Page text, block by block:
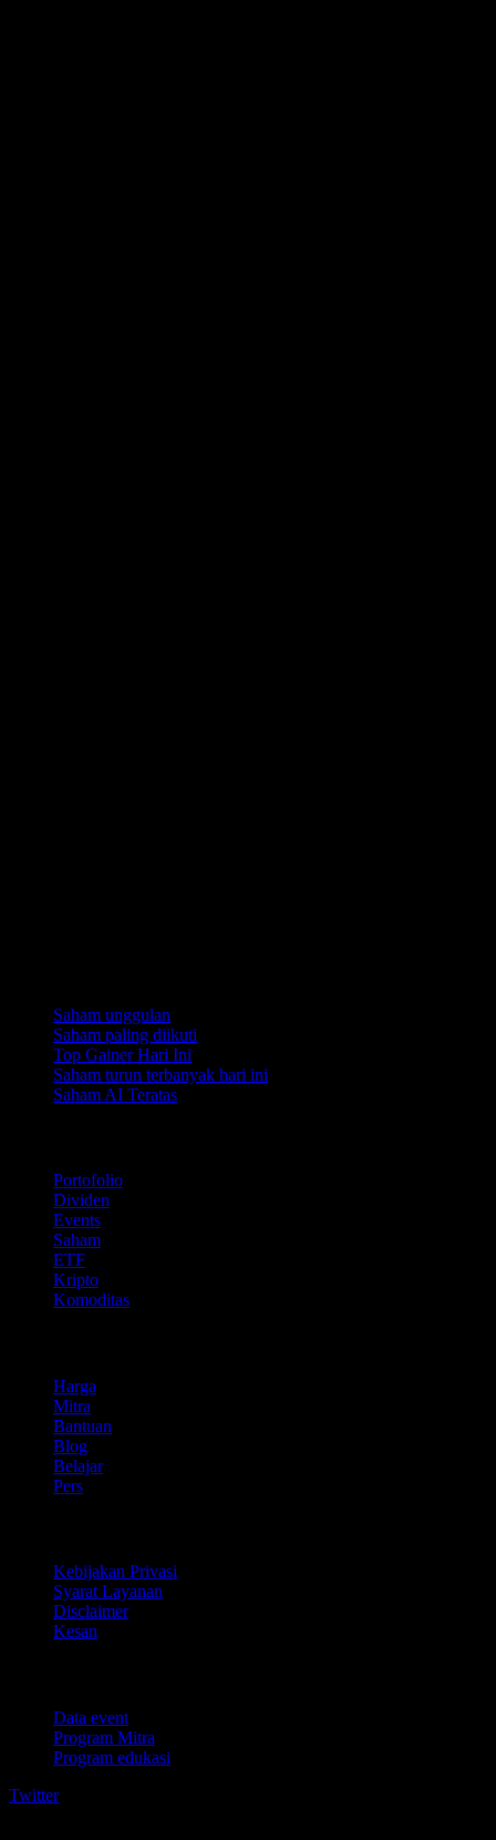
Saham unggulan
Saham paling diikuti
Top Gainer Hari Ini
Saham turun terbanyak hari ini
Saham AI Teratas
Portofolio
Dividen
Events
Saham
ETF
Kripto
Komoditas
Harga
Mitra
Bantuan
Blog
Belajar
Pers
Kebijakan Privasi
Syarat Layanan
Disclaimer
Kesan
Data event
Program Mitra
Program edukasi
Twitter